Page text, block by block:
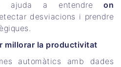
ajuda a entendre on
desviacions i prendre
millorar la productivitat
automàtics amb dades